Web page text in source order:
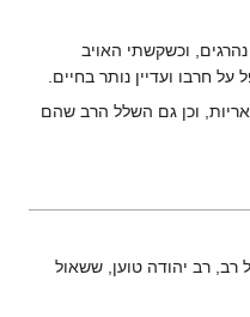
וכשקשתי האויב
חרבו ועדיין נותר בחיים.
וכן גם השלל הרב שהם
רב יהודה טוען, ששאול